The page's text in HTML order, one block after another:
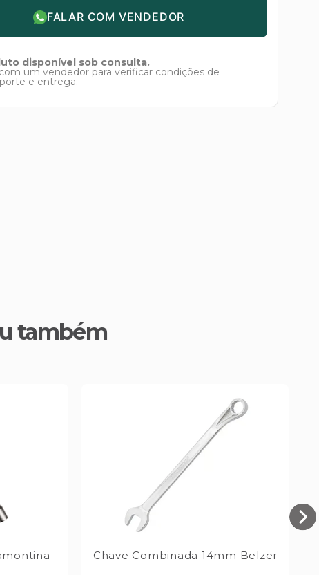
FALAR COM VENDEDOR
disponível sob consulta.
um vendedor para verificar condições de
e entrega.
também
Chave Combinada 14mm Belzer